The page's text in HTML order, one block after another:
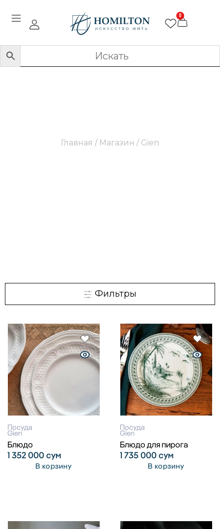
0
Главная / Магазин / Gien
Фильтры
Посуда
Gien
Блюдо
1 352 000сум
В корзину
Посуда
Gien
Блюдо для пирога
1 735 000сум
В корзину